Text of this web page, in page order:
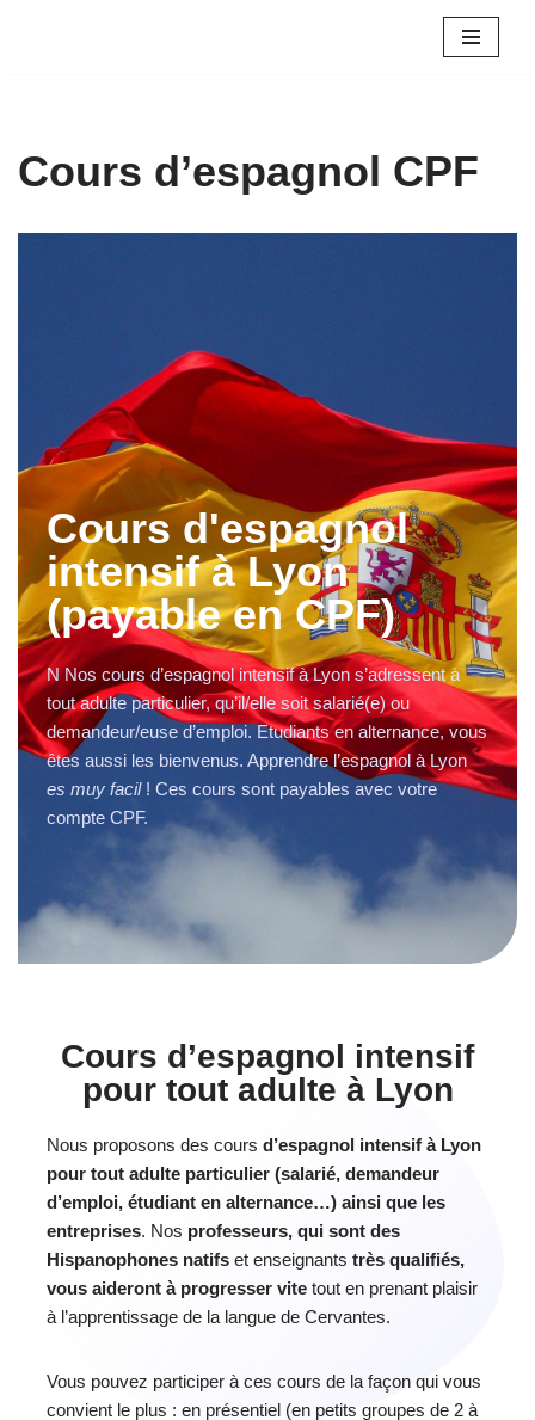
Cours d’espagnol CPF
Cours d'espagnol
intensif à Lyon
(payable en CPF)
N Nos cours d’espagnol intensif à Lyon s’adressent à
tout adulte particulier, qu’il/elle soit salarié(e) ou
demandeur/euse d’emploi. Etudiants en alternance, vous
êtes aussi les bienvenus. Apprendre l’espagnol à Lyon
es muy facil! Ces cours sont payables avec votre
compte CPF.
Cours d’espagnol intensif
pour tout adulte à Lyon
Nous proposons des cours d’espagnol intensif à Lyon
pour tout adulte particulier (salarié, demandeur
d’emploi, étudiant en alternance…) ainsi que les
entreprises. Nos professeurs, qui sont des
Hispanophones natifs et enseignants très qualifiés,
vous aideront à progresser vite tout en prenant plaisir
à l’apprentissage de la langue de Cervantes.
Vous pouvez participer à ces cours de la façon qui vous
convient le plus : en présentiel (en petits groupes de 2 à